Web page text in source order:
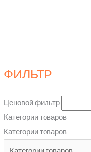
ФИЛЬТР
Ценовой фильтр
Категории товаров
Категории товаров